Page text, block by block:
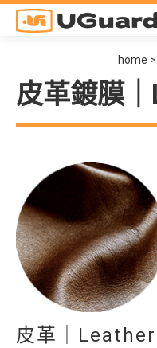
皮革鍍膜
home
皮革｜Leather